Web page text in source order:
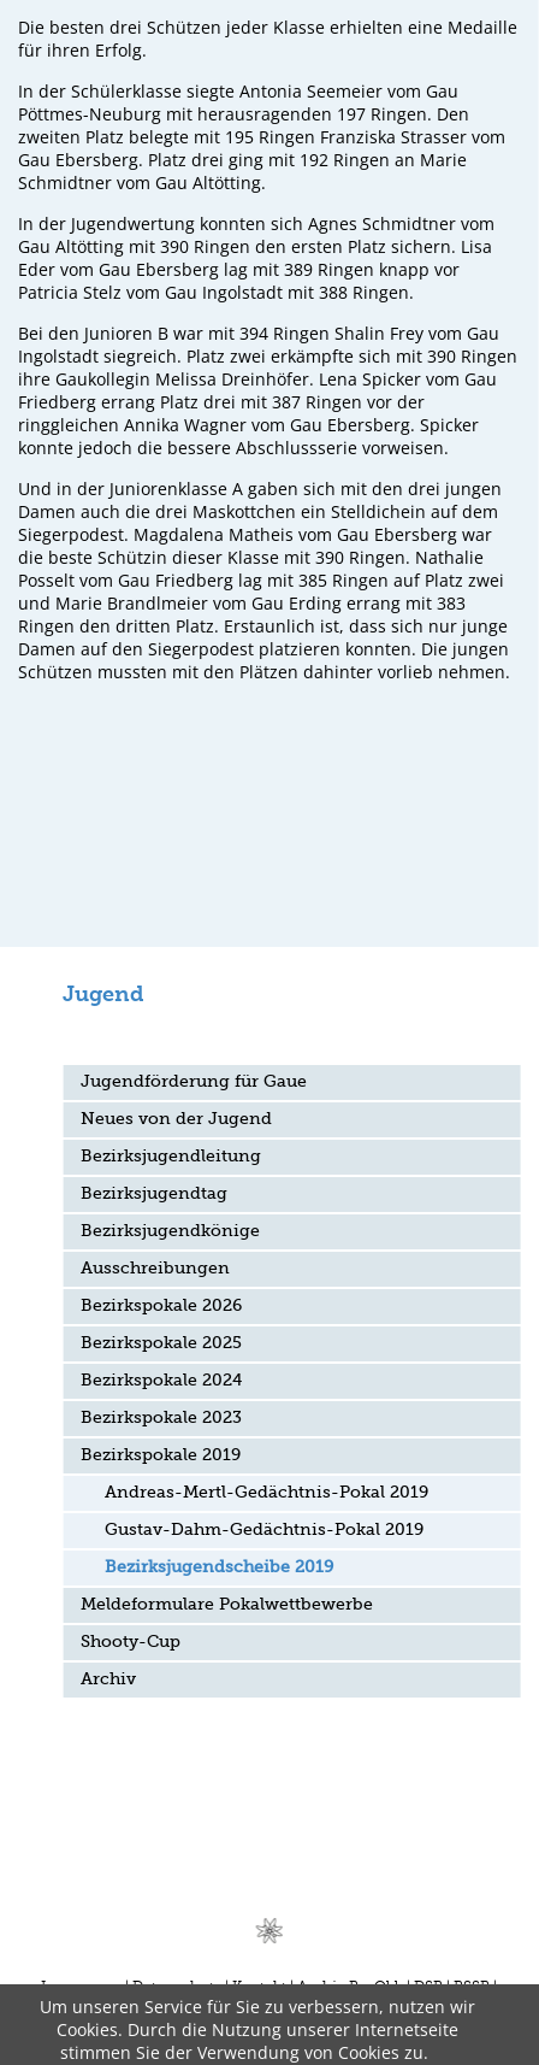
Die besten drei Schützen jeder Klasse erhielten eine Medaille
für ihren Erfolg.
In der Schülerklasse siegte Antonia Seemeier vom Gau
Pöttmes-Neuburg mit herausragenden 197 Ringen. Den
zweiten Platz belegte mit 195 Ringen Franziska Strasser vom
Gau Ebersberg. Platz drei ging mit 192 Ringen an Marie
Schmidtner vom Gau Altötting.
In der Jugendwertung konnten sich Agnes Schmidtner vom
Gau Altötting mit 390 Ringen den ersten Platz sichern. Lisa
Eder vom Gau Ebersberg lag mit 389 Ringen knapp vor
Patricia Stelz vom Gau Ingolstadt mit 388 Ringen.
Bei den Junioren B war mit 394 Ringen Shalin Frey vom Gau
Ingolstadt siegreich. Platz zwei erkämpfte sich mit 390 Ringen
ihre Gaukollegin Melissa Dreinhöfer. Lena Spicker vom Gau
Friedberg errang Platz drei mit 387 Ringen vor der
ringgleichen Annika Wagner vom Gau Ebersberg. Spicker
konnte jedoch die bessere Abschlussserie vorweisen.
Und in der Juniorenklasse A gaben sich mit den drei jungen
Damen auch die drei Maskottchen ein Stelldichein auf dem
Siegerpodest. Magdalena Matheis vom Gau Ebersberg war
die beste Schützin dieser Klasse mit 390 Ringen. Nathalie
Posselt vom Gau Friedberg lag mit 385 Ringen auf Platz zwei
und Marie Brandlmeier vom Gau Erding errang mit 383
Ringen den dritten Platz. Erstaunlich ist, dass sich nur junge
Damen auf den Siegerpodest platzieren konnten. Die jungen
Schützen mussten mit den Plätzen dahinter vorlieb nehmen.
Jugend
Jugendförderung für Gaue
Neues von der Jugend
Bezirksjugendleitung
Bezirksjugendtag
Bezirksjugendkönige
Ausschreibungen
Bezirkspokale 2026
Bezirkspokale 2025
Bezirkspokale 2024
Bezirkspokale 2023
Bezirkspokale 2019
Andreas-Mertl-Gedächtnis-Pokal 2019
Gustav-Dahm-Gedächtnis-Pokal 2019
Bezirksjugendscheibe 2019
Meldeformulare Pokalwettbewerbe
Shooty-Cup
Archiv
Impressum Datenschutz Kontakt Archiv BezObb DSB
BSSB
BSSB Jugend
Fahnen Kössinger
Schützenbezirk Oberbayern im Bayerischen Schützenverbund e.V. ( VR
4803 )
Um unseren Service für Sie zu verbessern, nutzen wir
Cookies. Durch die Nutzung unserer Internetseite
stimmen Sie der Verwendung von Cookies zu.